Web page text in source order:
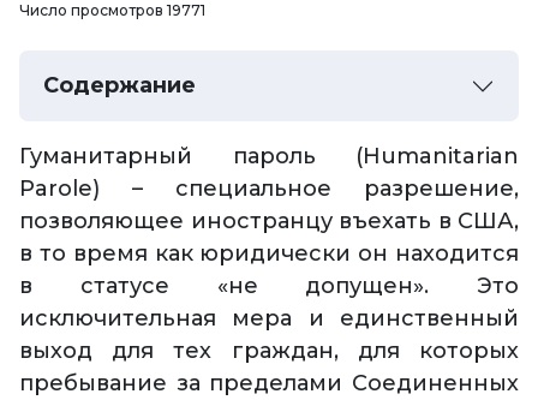
Число просмотров 19771
Содержание
Гуманитарный пароль (Humanitarian
Parole) – специальное разрешение,
позволяющее иностранцу въехать в США,
в то время как юридически он находится
в статусе «не допущен». Это
исключительная мера и единственный
выход для тех граждан, для которых
пребывание за пределами Соединенных